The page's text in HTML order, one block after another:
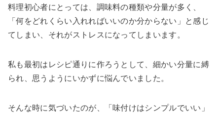
料理初心者にとっては、調味料の種類や分量が多く、
「何をどれくらい入れればいいのか分からない」と感じ
てしまい、それがストレスになってしまいます。
私も最初はレシピ通りに作ろうとして、細かい分量に縛
られ、思うようにいかずに悩んでいました。
そんな時に気づいたのが、「味付けはシンプルでいい」